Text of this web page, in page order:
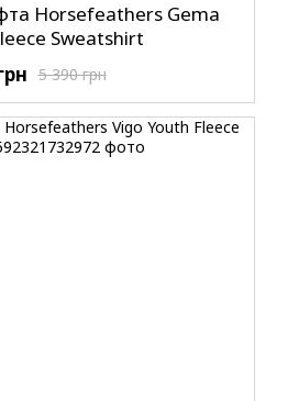
Horsefeathers Gema
Sweatshirt
5 390 грн